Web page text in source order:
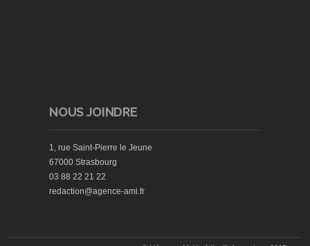
NOUS JOINDRE
1, rue Saint-Pierre le Jeune
67000 Strasbourg
03 88 22 21 22
redaction@agence-ami.fr